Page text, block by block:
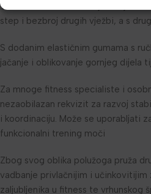
Vrlo koristen rekvizit koji se s
step i bezbroj drugih vježbi, a s
S dodanim elastičnim gumama s
jačanje i oblikovanje gornjeg dijela
Za mnoge fitness specialiste i
nezaobilazan rekvizit za razvoj
i koordinaciju. Može se uporabljati
funkcionalni trening moči
Zbog svog oblika polužoga pruža
vadbanje privlačnijim i učinkovitijim
zaljubljenika u fitness te vrhunskog